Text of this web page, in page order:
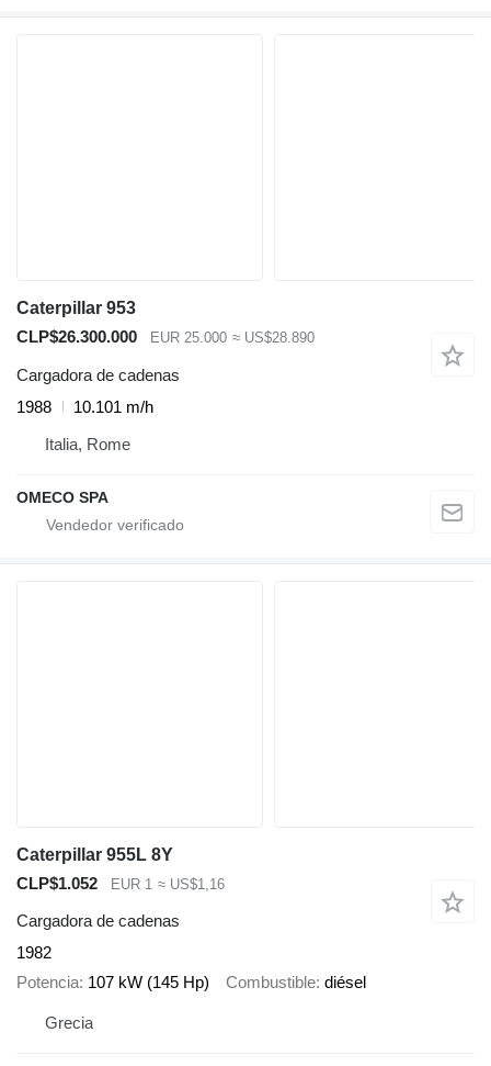
Caterpillar 953
CLP$26.300.000
EUR 25.000 ≈ US$28.890
Cargadora de cadenas
1988
10.101 m/h
Italia, Rome
OMECO SPA
Caterpillar 955L 8Y
CLP$1.052
EUR 1 ≈ US$1,16
Cargadora de cadenas
1982
Potencia 107 kW (145 Hp) Combustible diésel
Grecia